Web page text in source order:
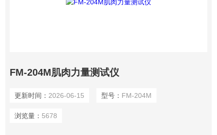
FM-204M肌肉力量测试仪
更新时间： 2026-06-15 型号： FM-204M
浏览量： 5678